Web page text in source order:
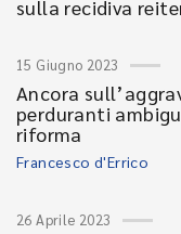
sulla recidiva
15 Giugno 2023
Ancora
perduranti
riforma
Francesco d'Errico
26 Aprile 2023